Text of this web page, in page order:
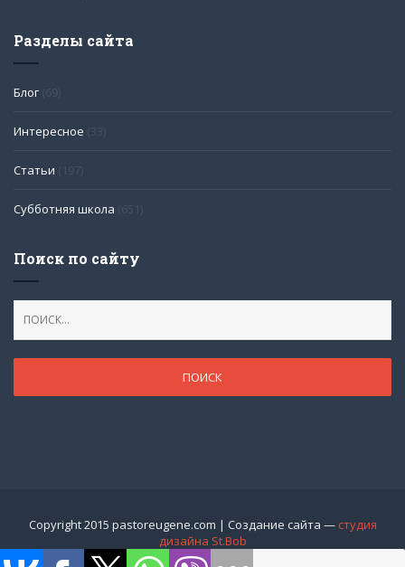
Разделы сайта
Блог (69)
Интересное (33)
Статьи (197)
Субботняя школа (651)
Поиск по сайту
Copyright 2015 pastoreugene.com | Создание сайта — студия
дизайна St.Bob